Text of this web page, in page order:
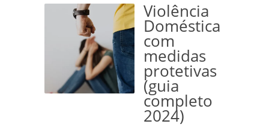
Violência
Doméstica
com
medidas
protetivas
(guia
completo
2024)